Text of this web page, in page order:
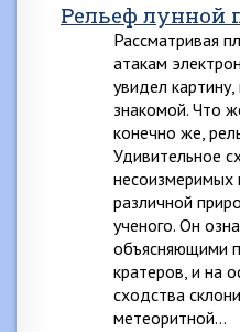
Рельеф лунной
Рассматривая
атакам
увидел
знакомой. Что
конечно же,
Удивительное
различной
ученого. Он
объясняющими
кратеров, и на
сходства
метеоритной…